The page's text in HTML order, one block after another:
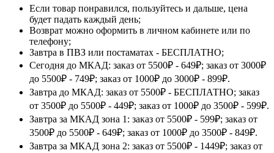
Если товар понравился, пользуйтесь и дальше, цена
будет падать каждый день;
Возврат можно оформить в личном кабинете или по
телефону;
Завтра в ПВЗ или постаматах - БЕСПЛАТНО;
Сегодня до МКАД: заказ от 5500₽ - 649₽; заказ от 3000₽
до 5500₽ - 749₽; заказ от 1000₽ до 3000₽ - 899₽.
Завтра до МКАД: заказ от 5500₽ - БЕСПЛАТНО; заказ
от 3500₽ до 5500₽ - 449₽; заказ от 1000₽ до 3500₽ - 599₽.
Завтра за МКАД зона 1: заказ от 5500₽ - 599₽; заказ от
3500₽ до 5500₽ - 649₽; заказ от 1000₽ до 3500₽ - 849₽.
Завтра за МКАД зона 2: заказ от 5500₽ - 1449₽; заказ от